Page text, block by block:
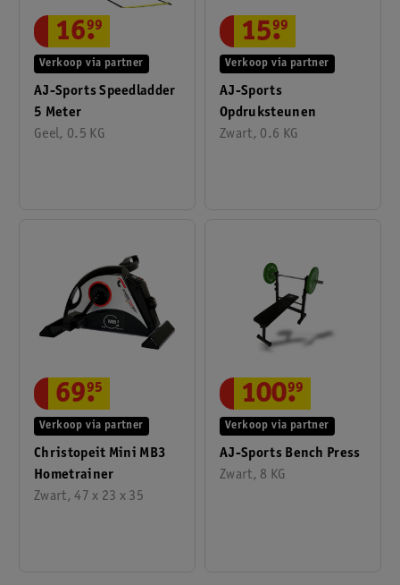
AJ-Sports Speedladder
5 Meter
Geel, 0.5 KG
Verkoop via partner
16.
99
AJ-Sports
Opdruksteunen
Zwart, 0.6 KG
Verkoop via partner
15.
99
Christopeit Mini MB3
Hometrainer
Zwart, 47 x 23 x 35
Verkoop via partner
69.
95
AJ-Sports Bench Press
Zwart, 8 KG
Verkoop via partner
100.
99